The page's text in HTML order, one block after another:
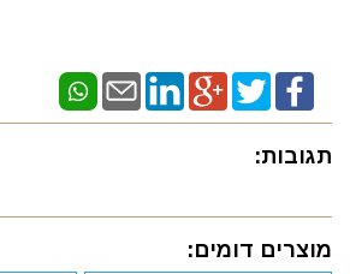
תגובות:
מוצרים דומים: